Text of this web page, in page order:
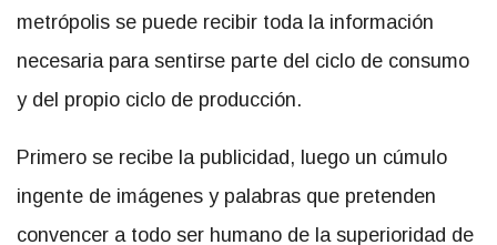
metrópolis se puede recibir toda la información
necesaria para sentirse parte del ciclo de consumo
y del propio ciclo de producción.
Primero se recibe la publicidad, luego un cúmulo
ingente de imágenes y palabras que pretenden
convencer a todo ser humano de la superioridad de